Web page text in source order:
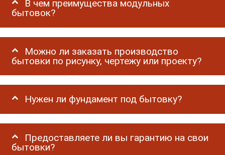
В чем преимущества модульных
бытовок?
Можно ли заказать производство
бытовки по рисунку, чертежу или проекту?
Нужен ли фундамент под бытовку?
Предоставляете ли вы гарантию на свои
бытовки?